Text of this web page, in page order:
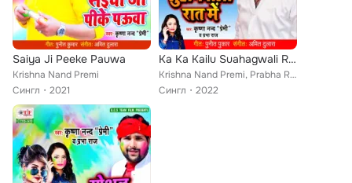
Saiya Ji Peeke Pauwa
Krishna Nand Premi
Сингл
2021
Ka Ka Kailu Suahagwali Rat Me
Krishna Nand Premi, Prabha Raj
Сингл
2022